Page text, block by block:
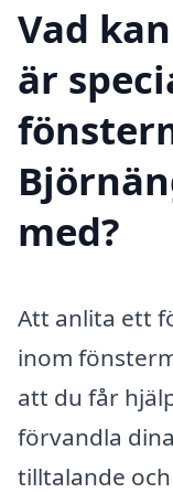
Vad
är
med?
Att anlita ett
inom
att du får
förvandla
tilltalande